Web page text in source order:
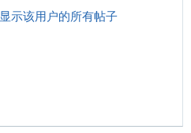
显示该用户的所有帖子